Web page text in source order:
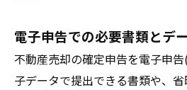
電子申告での必要書類とデ
不動産売却の確定申告を電子申
子データで提出できる書類や、